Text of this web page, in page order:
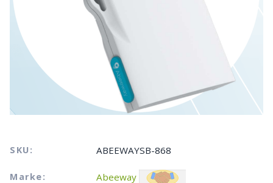
SKU: ABEEWAYSB-868
Marke: Abeeway